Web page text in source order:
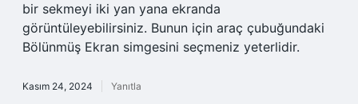
bir sekmeyi iki yan yana ekranda
görüntüleyebilirsiniz. Bunun için araç çubuğundaki
Bölünmüş Ekran simgesini seçmeniz yeterlidir.
Kasım 24, 2024 Yanıtla